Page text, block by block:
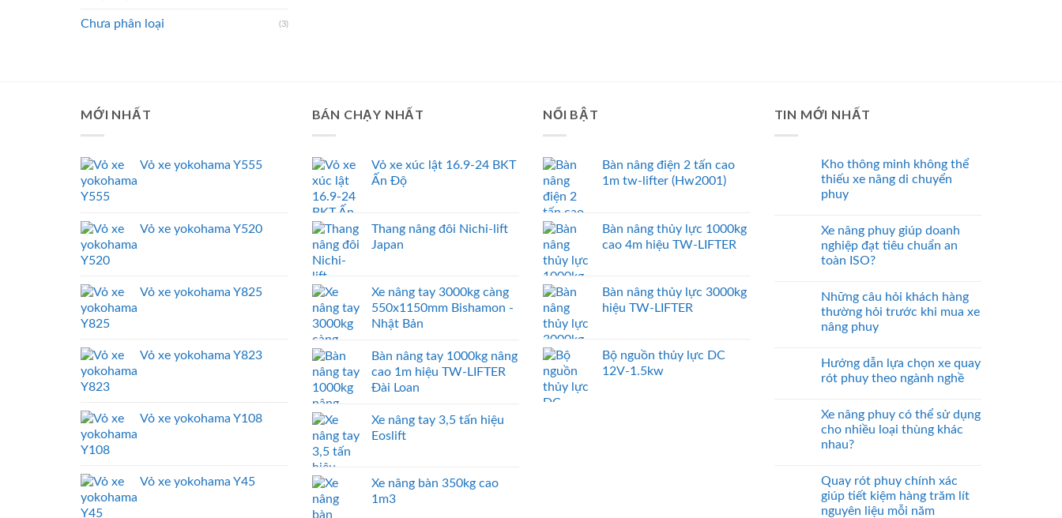
Chưa phân loại (3)
MỚI NHẤT
Vỏ xe yokohama Y555
Vỏ xe yokohama Y520
Vỏ xe yokohama Y825
Vỏ xe yokohama Y823
Vỏ xe yokohama Y108
Vỏ xe yokohama Y45
BÁN CHẠY NHẤT
Vỏ xe xúc lật 16.9-24 BKT
Ấn Độ
Thang nâng đôi Nichi-lift
Japan
Xe nâng tay 3000kg càng
550x1150mm Bishamon -
Nhật Bản
Bàn nâng tay 1000kg nâng
cao 1m hiệu TW-LIFTER
Đài Loan
Xe nâng tay 3,5 tấn hiệu
Eoslift
Xe nâng bàn 350kg cao
1m3
NỔI BẬT
Bàn nâng điện 2 tấn cao
1m tw-lifter (Hw2001)
Bàn nâng thủy lực 1000kg
cao 4m hiệu TW-LIFTER
Bàn nâng thủy lực 3000kg
hiệu TW-LIFTER
Bộ nguồn thủy lực DC
12V-1.5kw
TIN MỚI NHẤT
Kho thông minh không thể
thiếu xe nâng di chuyển
phuy
Xe nâng phuy giúp doanh
nghiệp đạt tiêu chuẩn an
toàn ISO?
Những câu hỏi khách hàng
thường hỏi trước khi mua xe
nâng phuy
Hướng dẫn lựa chọn xe quay
rót phuy theo ngành nghề
Xe nâng phuy có thể sử dụng
cho nhiều loại thùng khác
nhau?
Quay rót phuy chính xác
giúp tiết kiệm hàng trăm lít
nguyên liệu mỗi năm